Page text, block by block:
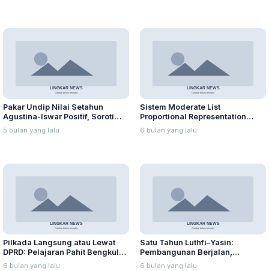
Pakar Undip Nilai Setahun
Agustina-Iswar Positif, Soroti
Ketimpangan Pembangunan
5 bulan yang lalu
Sistem Moderate List
Proportional Representation
(MLPR): Titik Tengah Sistem
Pemilu Proporsional
6 bulan yang lalu
Pilkada Langsung atau Lewat
DPRD: Pelajaran Pahit Bengkulu
dan Bahaya Demokrasi Berbiaya
6 bulan yang lalu
Satu Tahun Luthfi–Yasin:
Pembangunan Berjalan,
Integritas Tertinggal
6 bulan yang lalu